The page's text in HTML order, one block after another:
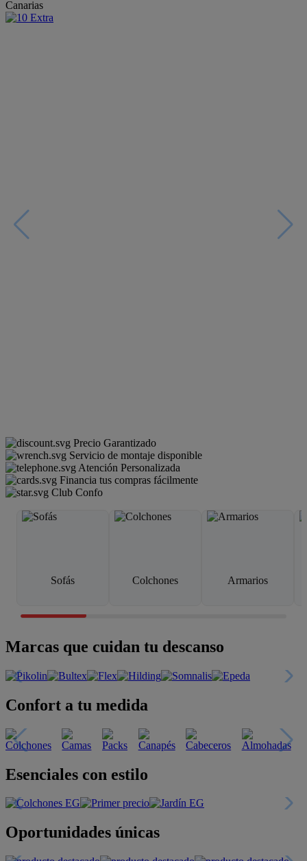
Canarias
Precio Garantizado
Servicio de montaje disponible
Atención Personalizada
Financia tus compras fácilmente
Club Confo
Sofás Colchones Armarios
Marcas que cuidan tu descanso
Confort a tu medida
Esenciales con estilo
Oportunidades únicas